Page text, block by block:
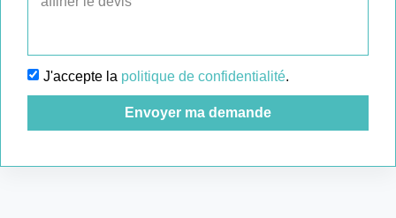
J'accepte la politique de confidentialité.
Envoyer ma demande